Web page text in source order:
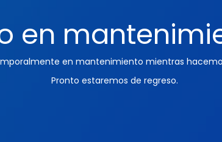
en
en mantenimiento mientras
Pronto estaremos de regreso.